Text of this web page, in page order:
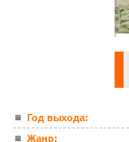
Год выхода:
Жанр: